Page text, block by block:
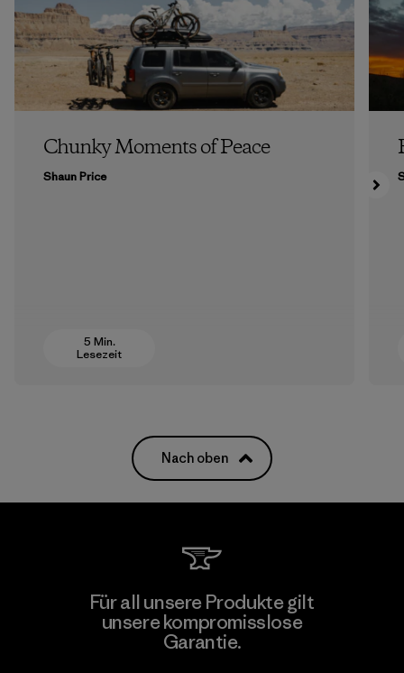
Chunky Moments of Peace
Shaun Price
5 Min.
Lesezeit
Nach oben
Für all unsere Produkte gilt
unsere kompromisslose
Garantie.